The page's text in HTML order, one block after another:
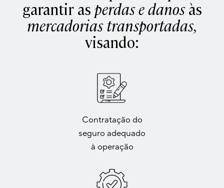
garantir as perdas e danosàs
mercadorias transportadas,
visando:
Contratação do
seguro adequado
à operação